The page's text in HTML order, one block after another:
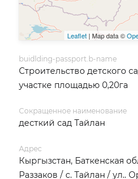
Leaflet | Map data ©
buidlding-passport.b-name
Строительство детского
участке площадью 0,20га
Сокращенное наименование
десткий сад Тайлан
Адрес
Кыргызстан, Баткенская
Раззаков / с. Тайлан / ул..